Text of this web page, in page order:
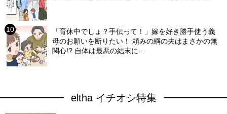
「育休中でしょ？手伝って！」嫁を好き勝手使う義
母のお願いを断りたい！ 頼みの綱の夫はまさかの無
関心!? 自体は最悪の結末に…
eltha イチオシ特集